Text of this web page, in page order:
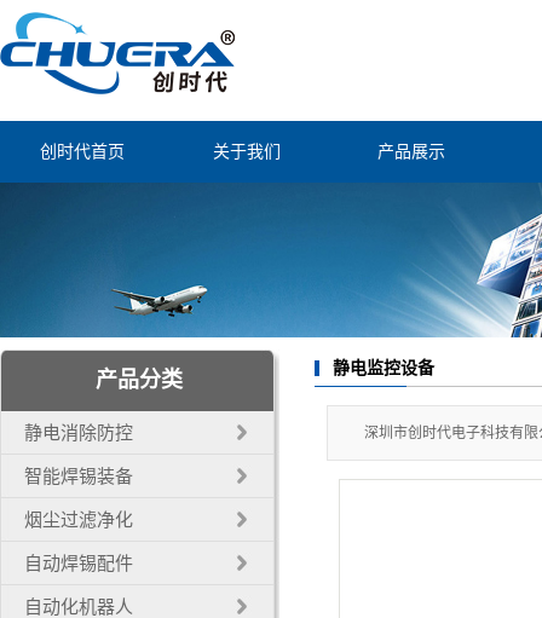
创时代首页 关于我们
公司证书
产品展示
烟尘过滤净化
自动焊锡配件
自动化机器人
电子工业工具
产品分类
静电消除防控
智能焊锡装备
烟尘过滤净化
自动焊锡配件
自动化机器人
静电监控设备
深圳市创时代电子科技有